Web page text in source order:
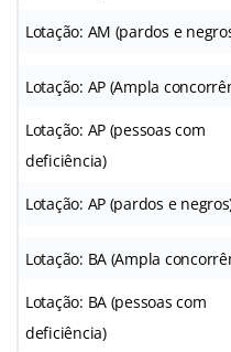
Lotação: AM (pardos e
Lotação: AP (Ampla
Lotação: AP (pessoas com
deficiência)
Lotação: AP (pardos e
Lotação: BA (Ampla
Lotação: BA (pessoas com
deficiência)